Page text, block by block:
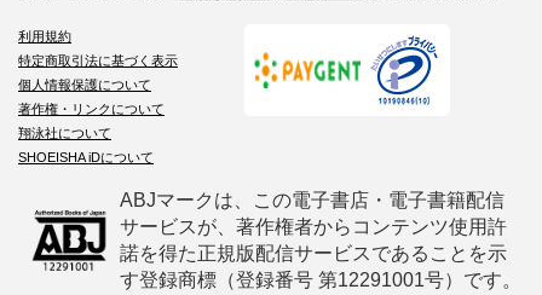
利用規約
特定商取引法に基づく表示
個人情報保護について
著作権・リンクについて
翔泳社について
SHOEISHA iDについて
ABJマークは、この電子書店・電子書籍配信
サービスが、著作権者からコンテンツ使用許
諾を得た正規版配信サービスであることを示
す登録商標（登録番号 第12291001号）です。